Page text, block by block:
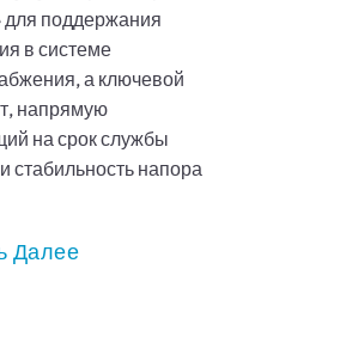
для поддержания
в системе
а ключевой
напрямую
на срок службы
стабильность напора
Далее